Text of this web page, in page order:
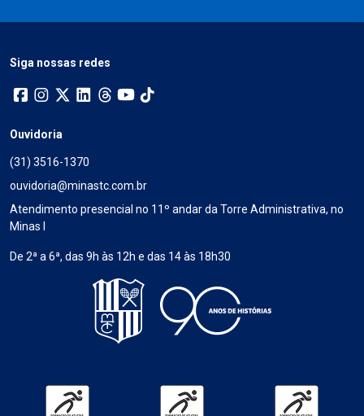
Siga nossas redes
Ouvidoria
(31) 3516-1370
ouvidoria@minastc.com.br
Atendimento presencial no 11º andar da Torre Administrativa, no
Minas I
De 2ª a 6ª, das 9h às 12h e das 14 às 18h30